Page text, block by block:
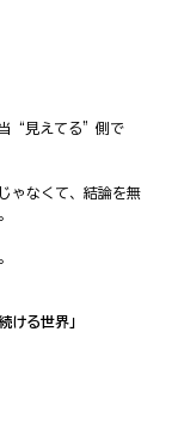
“見えてる”側で
ゃなくて、結論を無
ける世界」